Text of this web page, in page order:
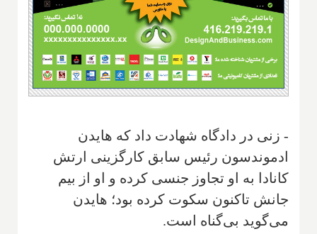
- زنی در دادگاه شهادت داد که هایدن
ادموندسون رئیس سابق کارگزینی ارتش
کانادا به او تجاوز جنسی کرده و او از بیم
جانش تاکنون سکوت کرده بود؛ هایدن
می‌گوید بی‌گناه است.